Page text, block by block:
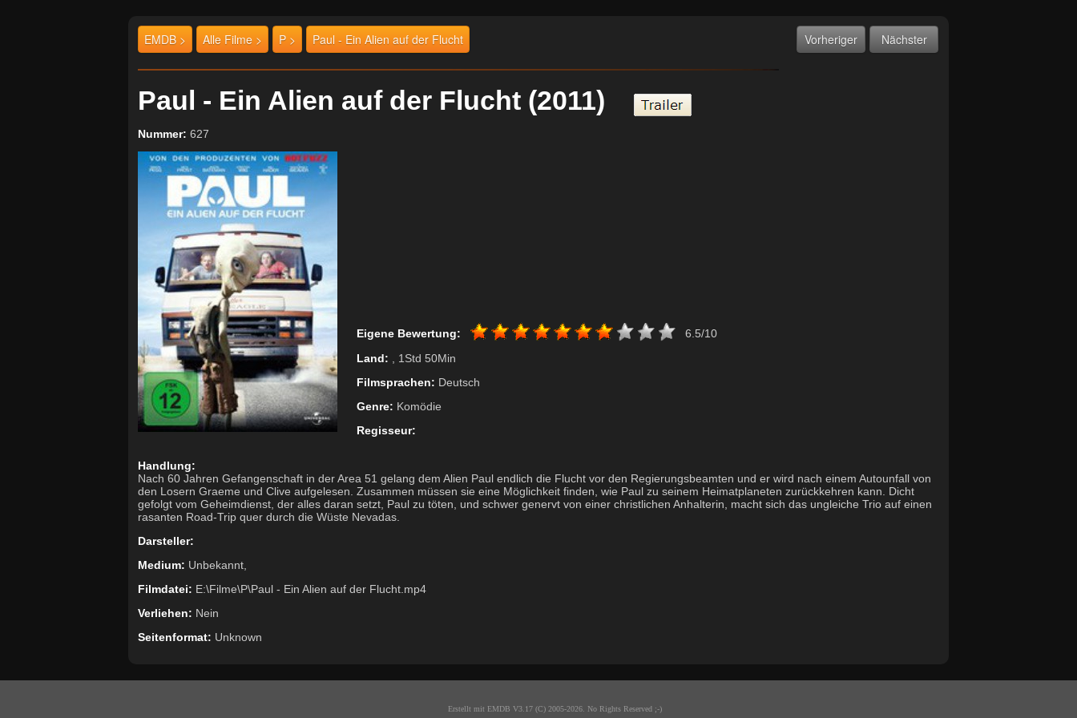
EMDB > Alle Filme > P > Paul - Ein Alien auf der Flucht Vorheriger Nächster
Paul - Ein Alien auf der Flucht (2011)
Nummer: 627
Eigene Bewertung:
6.5/10
Land: , 1Std 50Min
Filmsprachen: Deutsch
Genre: Komödie
Regisseur:
Handlung:
Nach 60 Jahren Gefangenschaft in der Area 51 gelang dem Alien Paul endlich die Flucht vor den Regierungsbeamten und er wird nach einem Autounfall von
den Losern Graeme und Clive aufgelesen. Zusammen müssen sie eine Möglichkeit finden, wie Paul zu seinem Heimatplaneten zurückkehren kann. Dicht
gefolgt vom Geheimdienst, der alles daran setzt, Paul zu töten, und schwer genervt von einer christlichen Anhalterin, macht sich das ungleiche Trio auf einen
rasanten Road-Trip quer durch die Wüste Nevadas.
Darsteller:
Medium: Unbekannt,
Filmdatei: E:\Filme\P\Paul - Ein Alien auf der Flucht.mp4
Verliehen: Nein
Seitenformat: Unknown
Erstellt mit EMDB V3.17 (C) 2005-2026. No Rights Reserved ;-)